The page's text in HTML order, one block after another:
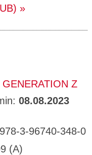
Z
08.08.2023
3-96740-348-0
(A)